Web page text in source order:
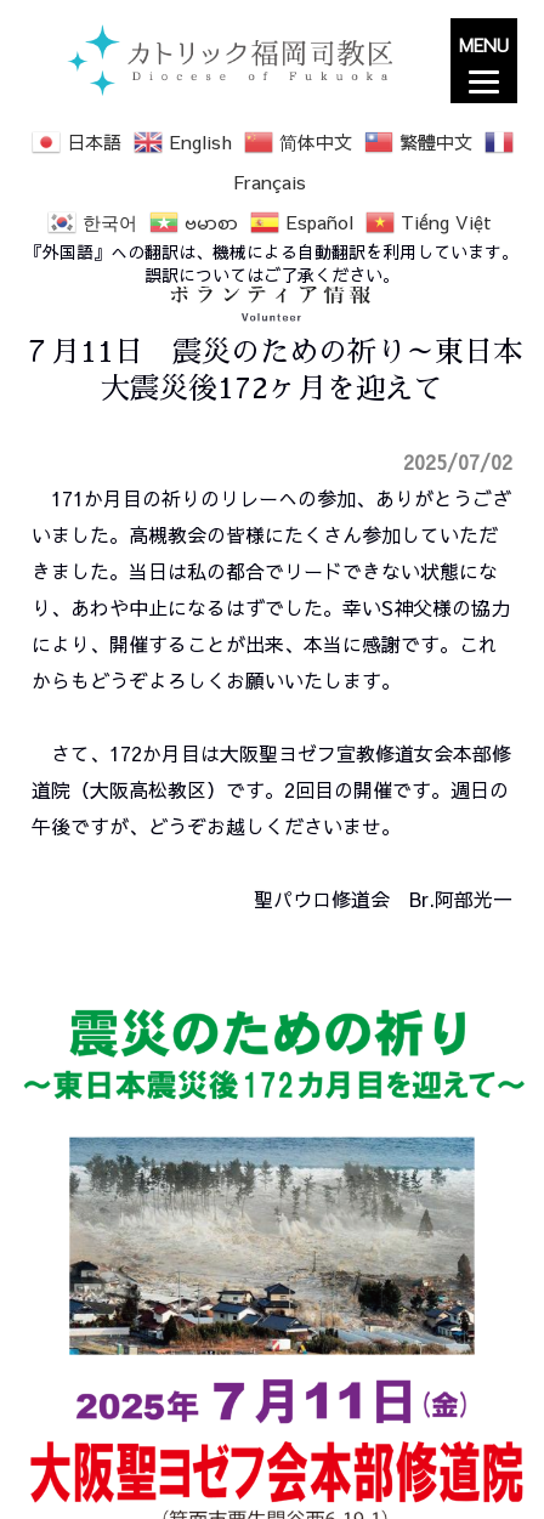
日本語 English 简体中文
繁體中文
Français
한국어
ဗမာစာ Español Tiếng Việt
『外国語』への翻訳は、機械による自動翻訳を利用しています。
誤訳についてはご了承ください。
７月11日 震災のための祈り～東日本
大震災後172ヶ月を迎えて
2025/07/02
171か月目の祈りのリレーへの参加、ありがとうござ
いました。高槻教会の皆様にたくさん参加していただ
きました。当日は私の都合でリードできない状態にな
り、あわや中止になるはずでした。幸いS神父様の協力
により、開催することが出来、本当に感謝です。これ
からもどうぞよろしくお願いいたします。
さて、172か月目は大阪聖ヨゼフ宣教修道女会本部修
道院（大阪高松教区）です。2回目の開催です。週日の
午後ですが、どうぞお越しくださいませ。
聖パウロ修道会 Br.阿部光一
MENU